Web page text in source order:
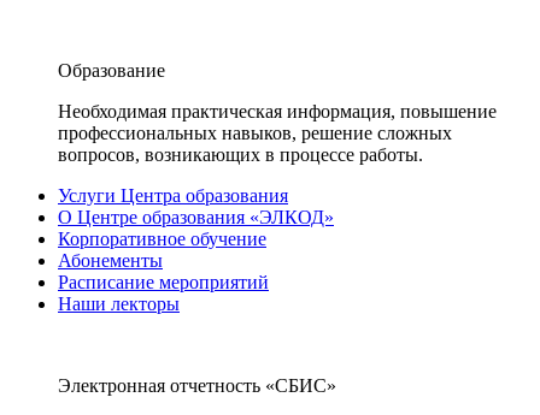
Образование
Необходимая практическая информация, повышение
профессиональных навыков, решение сложных
вопросов, возникающих в процессе работы.
Услуги Центра образования
О Центре образования «ЭЛКОД»
Корпоративное обучение
Абонементы
Расписание мероприятий
Наши лекторы
Электронная отчетность «СБИС»